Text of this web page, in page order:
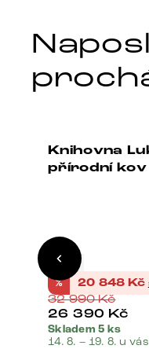
Knihovna
přírodní kov
Kov
% 20 848 Kč
32 990Kč
26 390 Kč
Skladem 5 ks
14. 8. – 19. 8. u vás